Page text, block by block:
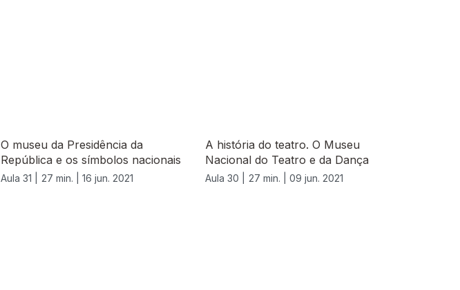
O museu da Presidência da
República e os símbolos nacionais
Aula 31 | 27 min. | 16 jun. 2021
A história do teatro. O Museu
Nacional do Teatro e da Dança
Aula 30 | 27 min. | 09 jun. 2021